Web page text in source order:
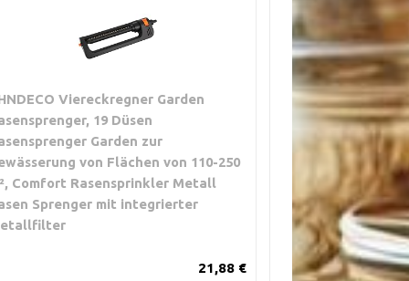
Viereckregner Garden
19 Düsen
Garden zur
von Flächen von 110-250
Comfort Rasensprinkler Metall
Sprenger mit integrierter
21,88 €